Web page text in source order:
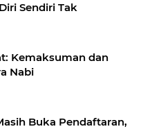
Sendiri Tak
Kemaksuman dan
Nabi
Buka Pendaftaran,